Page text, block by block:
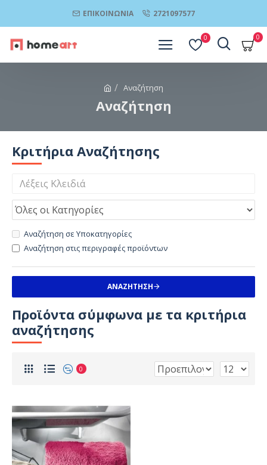
ΕΠΙΚΟΙΝΩΝΊΑ 2721097577
0 0
Αναζήτηση
Αναζήτηση
Κριτήρια Αναζήτησης
Αναζήτηση σε Υποκατηγορίες
Αναζήτηση στις περιγραφές προϊόντων
ΑΝΑΖΉΤΗΣΗ
Προϊόντα σύμφωνα με τα κριτήρια
αναζήτησης
0